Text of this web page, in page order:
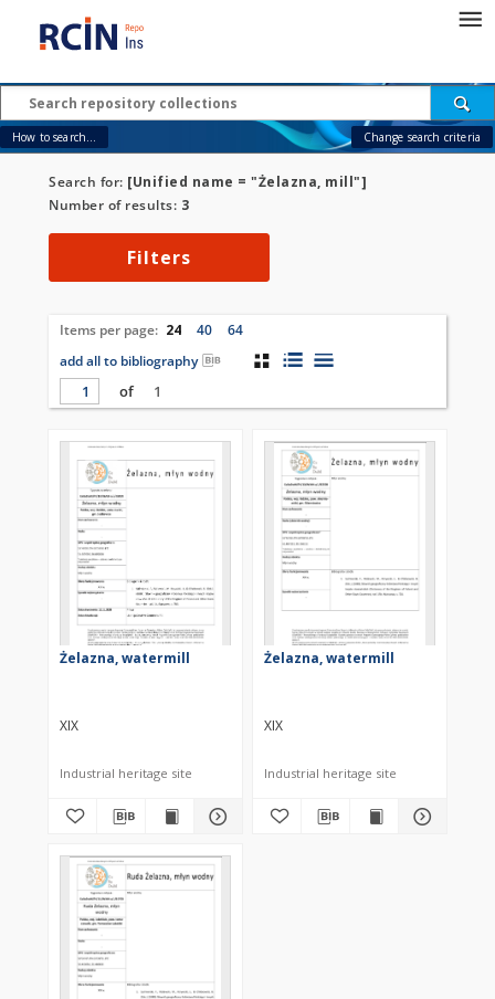
How to search... Change search criteria
Search for: [Unified name = "Żelazna, mill"]
Number of results: 3
Filters
Items per page: 24 40
64
add all to bibliography
of
1
Żelazna, watermill
XIX
Industrial heritage site
Żelazna, watermill
XIX
Industrial heritage site